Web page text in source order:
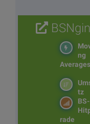
ng
Averages
tz
BS-
rade